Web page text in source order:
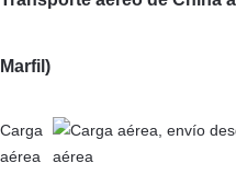
Marfil)
Carga
aérea